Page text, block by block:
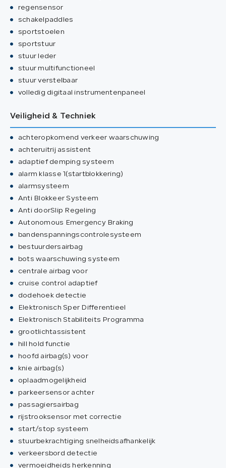
regensensor
schakelpaddles
sportstoelen
sportstuur
stuur leder
stuur multifunctioneel
stuur verstelbaar
volledig digitaal instrumentenpaneel
Veiligheid & Techniek
achteropkomend verkeer waarschuwing
achteruitrij assistent
adaptief demping systeem
alarm klasse 1(startblokkering)
alarmsysteem
Anti Blokkeer Systeem
Anti doorSlip Regeling
Autonomous Emergency Braking
bandenspanningscontrolesysteem
bestuurdersairbag
bots waarschuwing systeem
centrale airbag voor
cruise control adaptief
dodehoek detectie
Elektronisch Sper Differentieel
Elektronisch Stabiliteits Programma
grootlichtassistent
hill hold functie
hoofd airbag(s) voor
knie airbag(s)
oplaadmogelijkheid
parkeersensor achter
passagiersairbag
rijstrooksensor met correctie
start/stop systeem
stuurbekrachtiging snelheidsafhankelijk
verkeersbord detectie
vermoeidheids herkenning